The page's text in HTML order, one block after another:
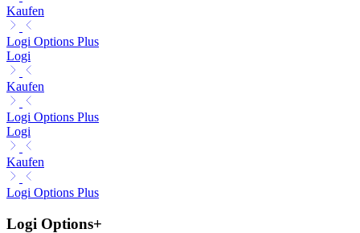
Kaufen
Logi Options Plus
Logi
Kaufen
Logi Options Plus
Logi
Kaufen
Logi Options Plus
Logi Options+